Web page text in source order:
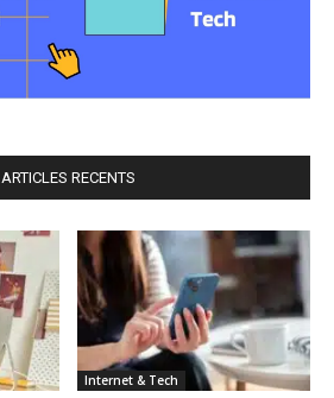
ARTICLES RECENTS
Internet & Tech